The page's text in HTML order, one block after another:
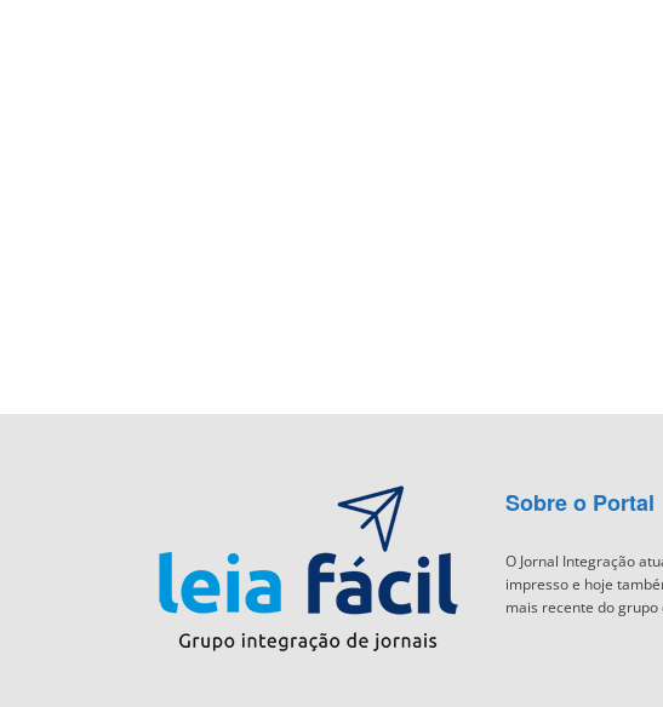
Sobre o Portal
O Jornal Integração
impresso e hoje
mais recente do